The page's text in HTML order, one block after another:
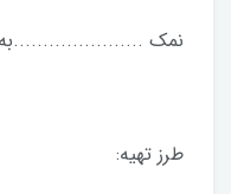
نمک ......................به
طرز تهیه: